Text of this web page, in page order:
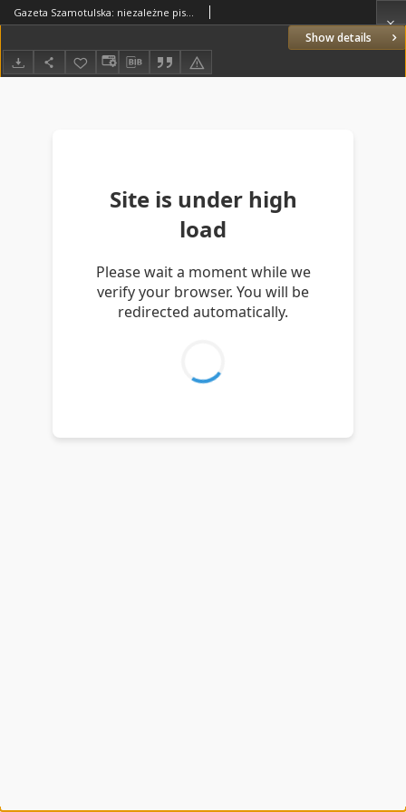
Show details
Gazeta Szamotulska: niezależne pismo narodowe, społeczne i polityczne 1929.03.02 R.8 Nr27